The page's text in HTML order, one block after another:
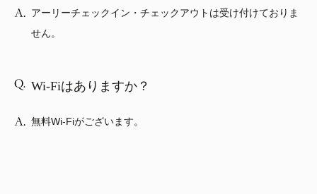
アーリーチェックイン・チェックアウトは受け付けておりま
せん。
Wi-Fiはありますか？
無料Wi-Fiがございます。